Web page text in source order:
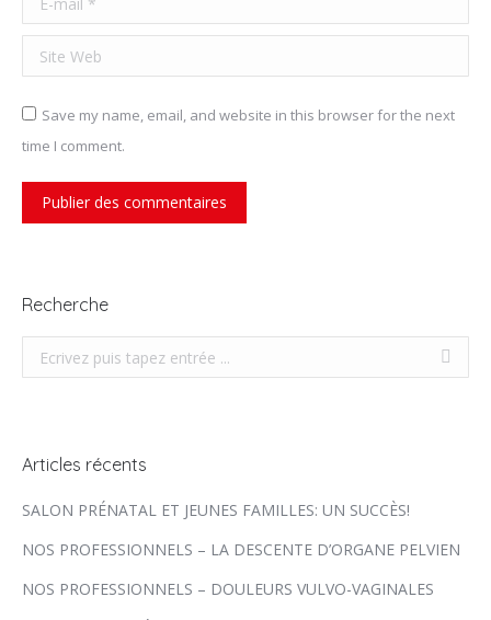
Site Web
Save my name, email, and website in this browser for the next
time I comment.
Publier des commentaires
Recherche
Recherche
Articles récents
SALON PRÉNATAL ET JEUNES FAMILLES: UN SUCCÈS!
NOS PROFESSIONNELS – LA DESCENTE D’ORGANE PELVIEN
NOS PROFESSIONNELS – DOULEURS VULVO-VAGINALES